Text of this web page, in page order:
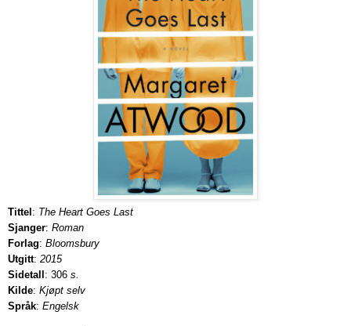
Tittel: The Heart Goes Last
Sjanger: Roman
Forlag: Bloomsbury
Utgitt: 2015
Sidetall: 306 s.
Kilde: Kjøpt selv
Språk: Engelsk